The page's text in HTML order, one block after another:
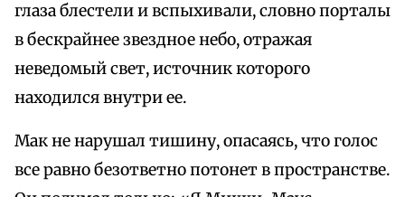
глаза блестели и вспыхивали, словно порталы
в бескрайнее звездное небо, отражая
неведомый свет, источник которого
находился внутри ее.
Мак не нарушал тишину, опасаясь, что голос
все равно безответно потонет в пространстве.